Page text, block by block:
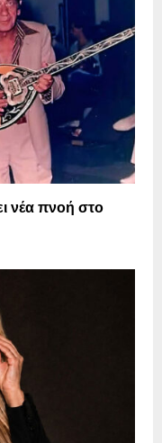
νέα πνοή στο